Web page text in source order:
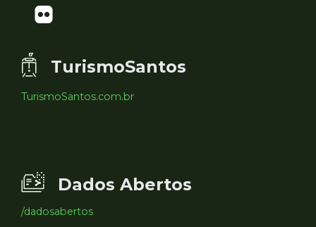
TurismoSantos
TurismoSantos.com.br
Dados Abertos
/dadosabertos